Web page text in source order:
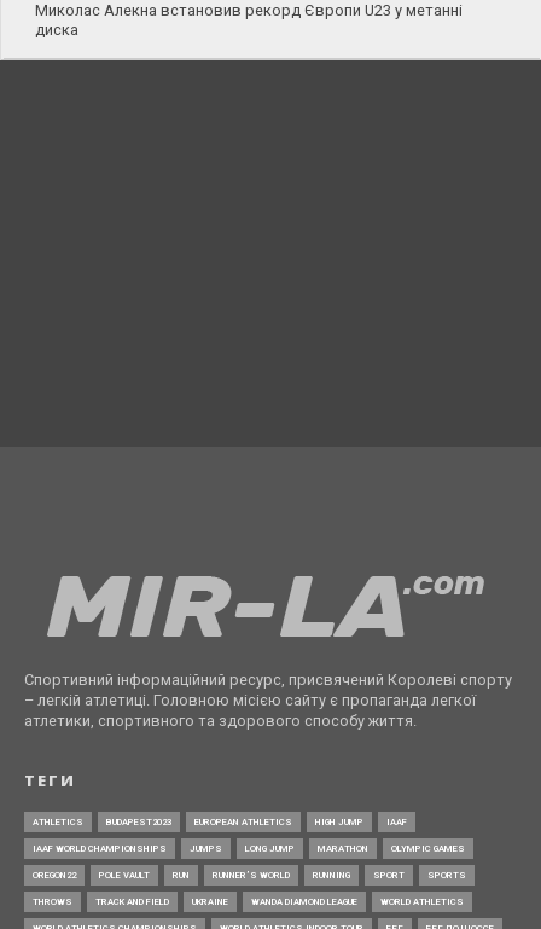
Миколас Алекна встановив рекорд Європи U23 у метанні
диска
Спортивний інформаційний ресурс, присвячений Королеві спорту
– легкій атлетиці. Головною місією сайту є пропаганда легкої
атлетики, спортивного та здорового способу життя.
ТЕГИ
ATHLETICS BUDAPEST2023 EUROPEAN ATHLETICS HIGH JUMP IAAF
IAAF WORLD CHAMPIONSHIPS JUMPS LONG JUMP MARATHON OLYMPIC GAMES
OREGON22 POLE VAULT RUN RUNNER’S WORLD RUNNING SPORT SPORTS
THROWS TRACK AND FIELD UKRAINE WANDA DIAMOND LEAGUE WORLD ATHLETICS